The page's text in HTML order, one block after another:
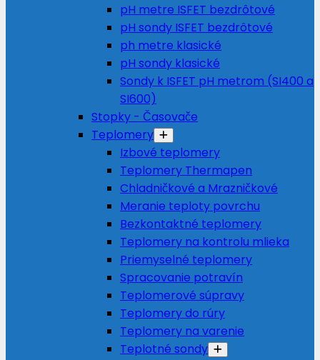
pH metre ISFET bezdrôtové
pH sondy ISFET bezdrôtové
ph metre klasické
pH sondy klasické
Sondy k ISFET pH metrom (SI400 a
SI600)
Stopky - Časovače
Teplomery
Izbové teplomery
Teplomery Thermapen
Chladničkové a Mrazničkové
Meranie teploty povrchu
Bezkontaktné teplomery
Teplomery na kontrolu mlieka
Priemyselné teplomery
Spracovanie potravín
Teplomerové súpravy
Teplomery do rúry
Teplomery na varenie
Teplotné sondy